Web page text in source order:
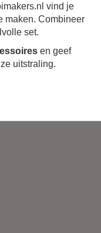
vind je
maken. Combineer
set.
en geef
uitstraling.